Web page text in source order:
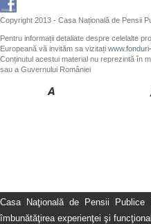
Copyright 2013 - Casa Națională de Pensii
Pentru informații detaliate despre celelalte
Europeană vă invităm sa vizitați
Conținutul acestui material nu reprezintă în
sau a Guvernului României
Casa Naţională de Pensii
îmbunătăţirea experienţei şi